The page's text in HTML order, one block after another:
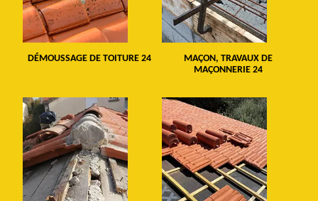
DÉMOUSSAGE DE TOITURE 24
MAÇON, TRAVAUX DE
MAÇONNERIE 24